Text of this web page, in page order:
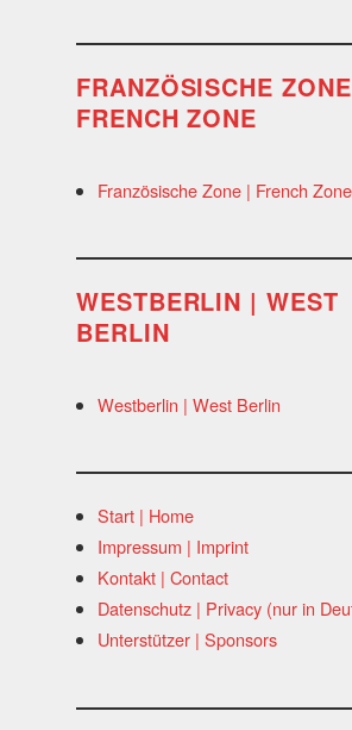
FRANZÖSISCHE
FRENCH ZONE
Französische Zone | French Zone
WESTBERLIN | WEST
BERLIN
Westberlin | West Berlin
Start | Home
Impressum | Imprint
Kontakt | Contact
Datenschutz | Privacy (nur in
Unterstützer | Sponsors